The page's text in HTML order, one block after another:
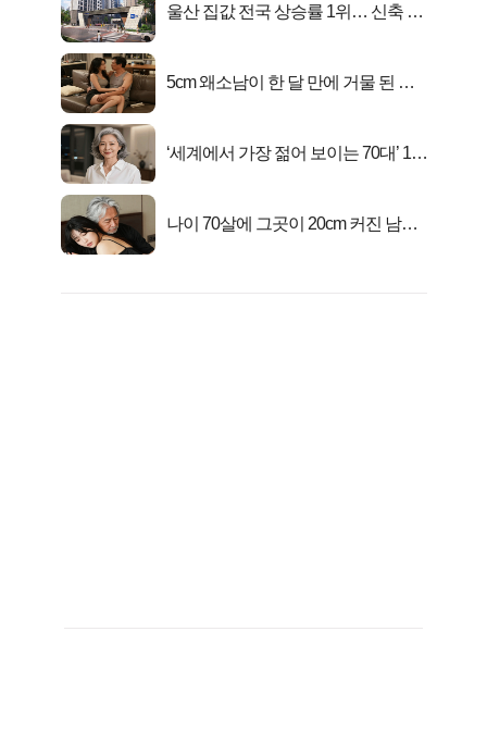
울산 집값 전국 상승률 1위… 신축 지
5cm 왜소남이 한 달 만에 거물 된 사
‘세계에서 가장 젊어 보이는 70대’ 1위
나이 70살에 그곳이 20cm 커진 남자..